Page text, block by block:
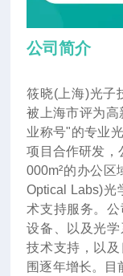
公司简介
筱晓(上海)光子
被上海市评为高
业称号"的专业
项目合作研发，
000m²的办公区
Optical Labs)
术支持服务。
设备、以及光
技术支持，以
围逐年增长。目